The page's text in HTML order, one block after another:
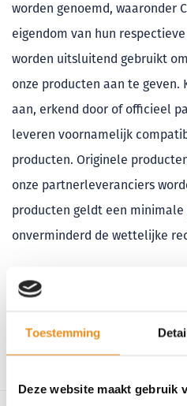
Toestemming
Deze website maakt gebruik
worden genoemd, waaronder
eigendom van hun
worden uitsluitend gebruikt
onze producten aan te
aan, erkend door of officieel
leveren voornamelijk
producten. Originele
onze partnerleveranciers
producten geldt een minimale
onverminderd de wettelijke
AANVULLENDE
Gewicht 55 gram